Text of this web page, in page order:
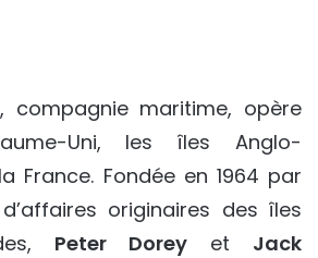
, compagnie maritime, opère
Uni, les îles Anglo-
France. Fondée en 1964 par
originaires des îles
Peter Dorey et Jack